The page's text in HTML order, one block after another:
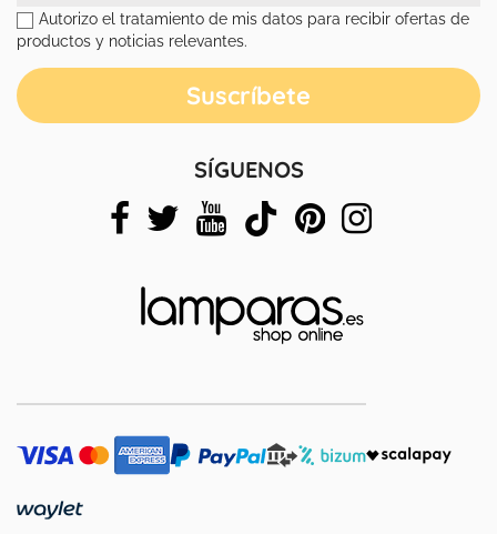
Autorizo el tratamiento de mis datos para recibir ofertas de
productos y noticias relevantes.
SÍGUENOS